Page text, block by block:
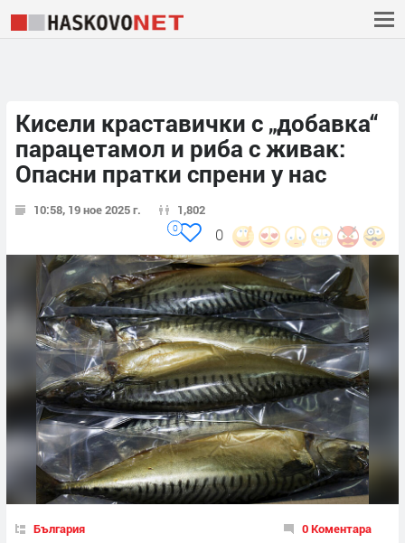
Кисели краставички с „добавка“
парацетамол и риба с живак:
Опасни пратки спрени у нас
10:58, 19 ное 2025 г. 1,802
0
0
България 0 Коментара